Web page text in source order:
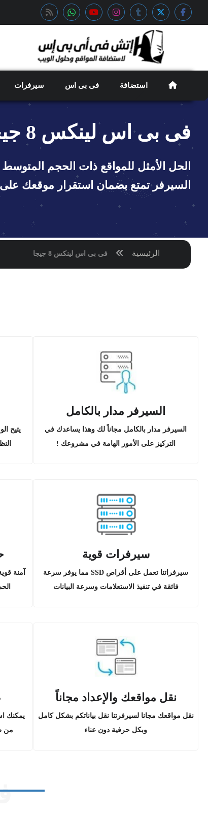
استضافة فى بى اس سيرفرات
فى بى اس لينكس 8 جيجا
الحل الأمثل للمواقع ذات الحجم
السيرفر تمتع بضمان استقرار موقعك
الرئيسية فى بى اس لينكس 8 جيجا
السيرفر مدار بالكامل
السيرفر مدار بالكامل مجاناً لك وهذا يساعدك في
التركيز على الأمور الهامة في مشروعك !
يتيح
سيرفرات قوية
سيرفراتنا تعمل على أقراص SSD مما يوفر سرعة
فائقة في تنفيذ الاستعلامات وسرعة البيانات
آمنة
نقل مواقعك والإعداد مجاناً
نقل مواقعك مجانا لسيرفرتنا نقل بياناتكم بشكل كامل
وبكل حرفية دون عناء
من